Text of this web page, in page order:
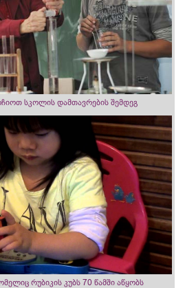
სკოლის დამთავრების შემდეგ
რუბიკის კუბს 70 წამში აწყობს